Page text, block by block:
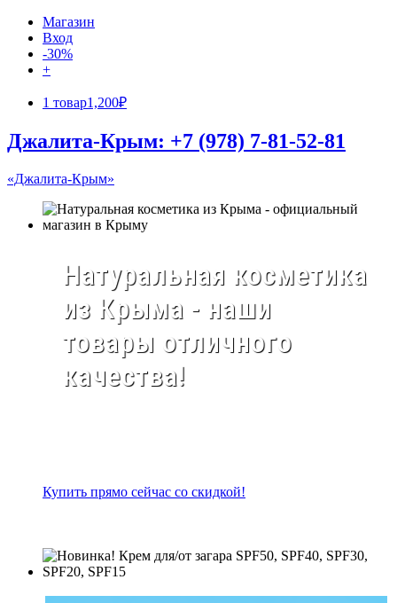
Магазин
Вход
-30%
+
1 товар1,200₽
Джалита-Крым: +7 (978) 7-81-52-81
«Джалита-Крым»
Натуральная косметика
из Крыма - наши
товары отличного
качества!
Купить прямо сейчас со скидкой!